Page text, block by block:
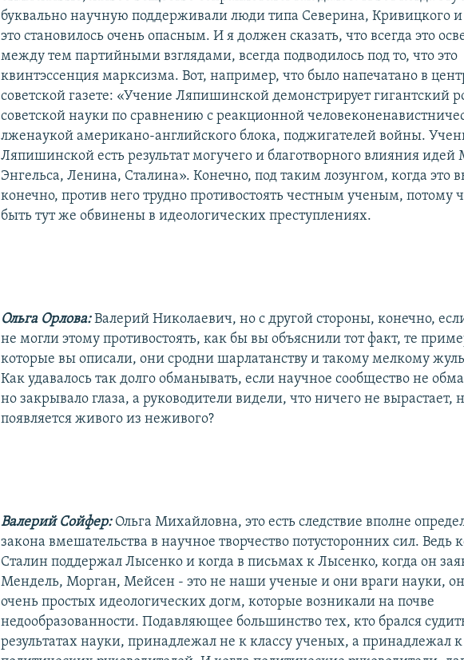
буквально научную поддерживали люди типа Северина, Кривицкого и
это становилось очень опасным. И я должен сказать, что всегда это
между тем партийными взглядами, всегда подводилось под то, что это
квинтэссенция марксизма. Вот, например, что было напечатано в
советской газете: «Учение Ляпишинской демонстрирует гигантский
советской науки по сравнению с реакционной
лженаукой американо-английского блока, поджигателей войны.
Ляпишинской есть результат могучего и благотворного влияния идей
Энгельса, Ленина, Сталина». Конечно, под таким лозунгом, когда это
конечно, против него трудно противостоять честным ученым, потому
быть тут же обвинены в идеологических преступлениях.
Ольга Орлова:Валерий Николаевич, но с другой стороны, конечно,
не могли этому противостоять, как бы вы объяснили тот факт, те
которые вы описали, они сродни шарлатанству и такому мелкому
Как удавалось так долго обманывать, если научное сообщество не
но закрывало глаза, а руководители видели, что ничего не вырастает,
появляется живого из неживого?
Валерий Сойфер: Ольга Михайловна, это есть следствие вполне
закона вмешательства в научное творчество потусторонних сил. Ведь
Сталин поддержал Лысенко и когда в письмах к Лысенко, когда он
Мендель, Морган, Мейсен - это не наши ученые и они враги науки,
очень простых идеологических догм, которые возникали на почве
недообразованности. Подавляющее большинство тех, кто брался
результатах науки, принадлежал не к классу ученых, а принадлежал к